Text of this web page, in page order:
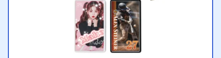
でも安心してお使いいただけます。高品質なアクリルと精密な印刷に
より、色鮮やかなデザインを長く美しいまま保つことができます。 ア
ニメイベントグッズやアーティストのツアーグッズ、同人イベント・
コミケでの販売はもちろん、企業ノベルティとしても話題性抜群。暗
闇に光るユニークなアイテムは、SNS映えも良く、長期間にわたり宣